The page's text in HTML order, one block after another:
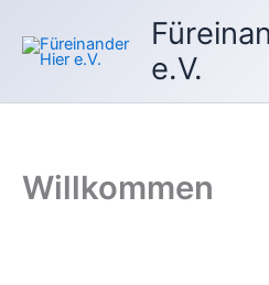
Inhalt
springen
e.V.
Willkommen